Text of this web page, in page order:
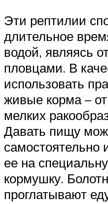
Эти рептилии
длительное
водой, являясь
пловцами. В
использовать
живые корма –
мелких
Давать пищу
ее на
кормушку.
проглатывают